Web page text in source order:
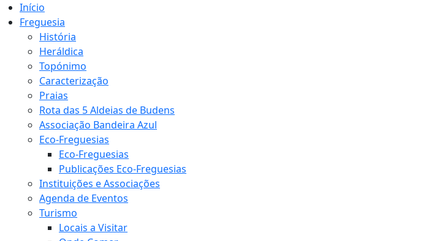
Início
Freguesia
História
Heráldica
Topónimo
Caracterização
Praias
Rota das 5 Aldeias de Budens
Associação Bandeira Azul
Eco-Freguesias
Eco-Freguesias
Publicações Eco-Freguesias
Instituições e Associações
Agenda de Eventos
Turismo
Locais a Visitar